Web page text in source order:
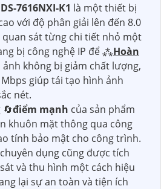
DS-7616NXI-K1 là một thiết bị
với độ phân giải lên đến 8.0
quan sát từng chi tiết nhỏ một
bị công nghệ IP để ⁂Hoàn
ảnh không bị giảm chất lượng,
giúp tái tạo hình ảnh
nét.
điểm mạnh của sản phẩm
khuôn mặt thông qua công
tính bảo mật cho công trình.
dụng cũng được tích
và thu hình một cách hiệu
lại sự an toàn và tiện ích